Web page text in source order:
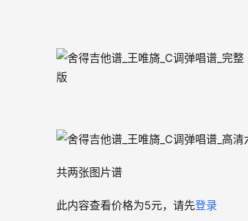
共两张图片谱
此内容查看价格为5元，请先登录